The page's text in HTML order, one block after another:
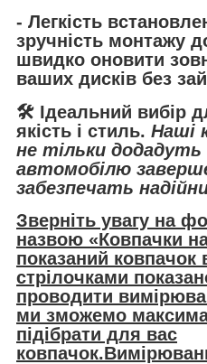
- Легкість
зручність монтажу
швидко оновити
ваших дисків без
🛠️ Ідеальний вибір
якість і стиль. Наші
не тільки
автомобілю
забезпечать
Зверніть увагу на
назвою «Ковпачки
показаний ковпачок
стрілочками
проводити
ми зможемо
підібрати для вас